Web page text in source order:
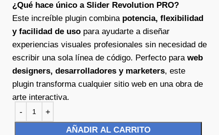
¿Qué hace único a Slider Revolution PRO?
Este increíble plugin combina potencia, flexibilidad
y facilidad de uso para ayudarte a diseñar
experiencias visuales profesionales sin necesidad de
escribir una sola línea de código. Perfecto para web
designers, desarrolladores y marketers, este
plugin transforma cualquier sitio web en una obra de
arte interactiva.
AÑADIR AL CARRITO